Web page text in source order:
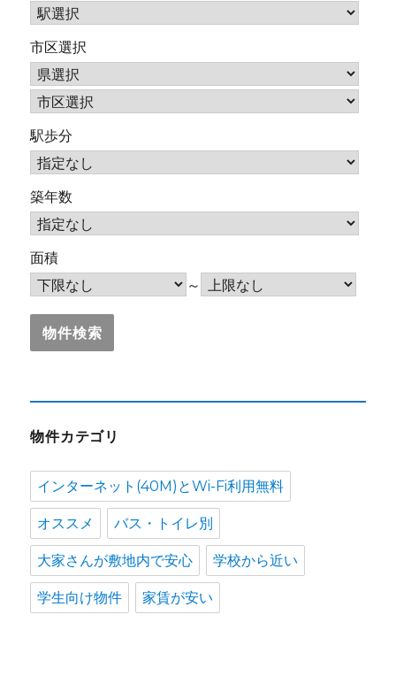
市区選択
駅歩分
築年数
面積
～
物件カテゴリ
インターネット(40M)とWi-Fi利用無料
オススメ バス・トイレ別
大家さんが敷地内で安心 学校から近い
学生向け物件 家賃が安い